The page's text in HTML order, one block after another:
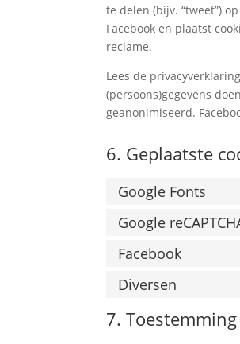
te delen (bijv. “tweet”)
Facebook en plaatst
reclame.
Lees de
(persoons)gegevens
geanonimiseerd.
6. Geplaatste
Google Fonts
Google
Facebook
Diversen
7. Toestemming